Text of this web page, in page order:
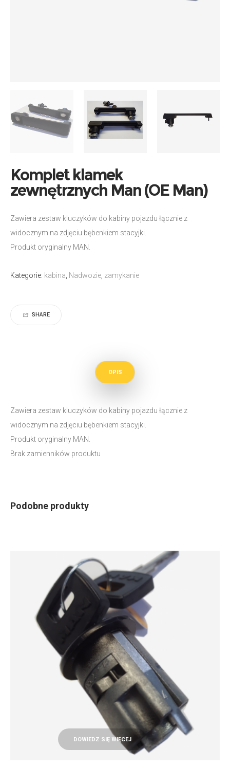
Komplet klamek
zewnętrznych Man (OE Man)
Zawiera zestaw kluczyków do kabiny pojazdu łącznie z
widocznym na zdjęciu bębenkiem stacyjki.
Produkt oryginalny MAN.
Kategorie: kabina, Nadwozie, zamykanie
SHARE
OPIS
Zawiera zestaw kluczyków do kabiny pojazdu łącznie z
widocznym na zdjęciu bębenkiem stacyjki.
Produkt oryginalny MAN.
Brak zamienników produktu
Podobne produkty
DOWIEDZ SIĘ WIĘCEJ